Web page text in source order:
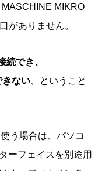
MIKRO
がありません。
続でき、
きない 、ということ
う場合は、パソコ
ーフェイスを別途用